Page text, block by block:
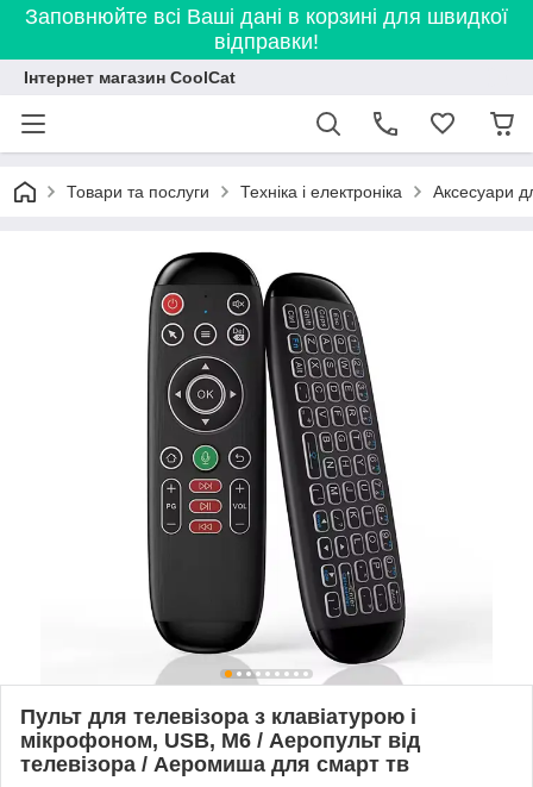
Заповнюйте всі Ваші дані в корзині для швидкої
відправки!
Інтернет магазин CoolCat
Товари та послуги Техніка і електроніка Аксесуари
Пульт для телевізора з клавіатурою і
мікрофоном, USB, M6 / Аеропульт від
телевізора / Аеромиша для смарт тв